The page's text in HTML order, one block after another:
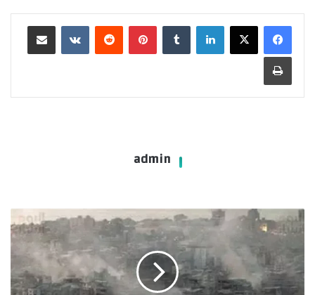
لينكدإن بينتيريست مشاركة عبر البريد
طباعة
admin
جيش
الاحتلال
تصفية
خلية
تابعة